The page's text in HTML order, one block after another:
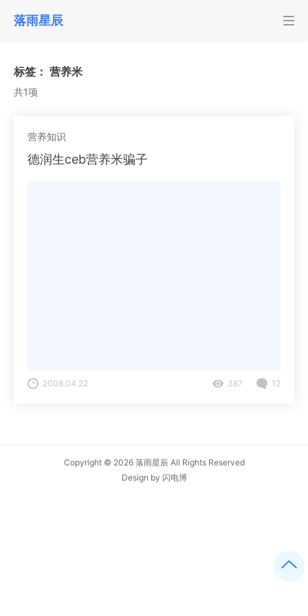
落雨星辰
标签： 营养米
共1项
营养知识
德润生ceb营养米骗子
2008.04.22 387 12
Copyright © 2026 落雨星辰 All Rights Reserved
Design by 闪电博